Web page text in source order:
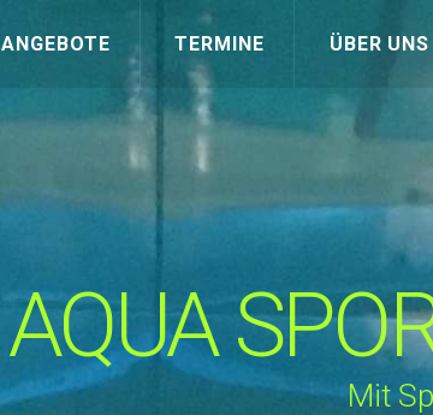
ANGEBOTE TERMINE ÜBER UNS
AQUA
Mit